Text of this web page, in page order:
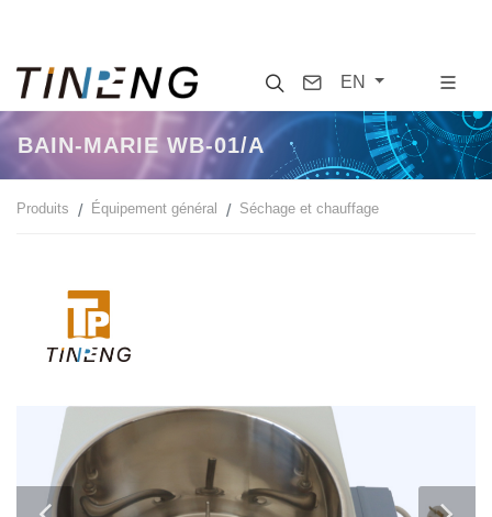
SearchContact
EN
BAIN-MARIE WB-01/A
Produits Équipement général Séchage et chauffage